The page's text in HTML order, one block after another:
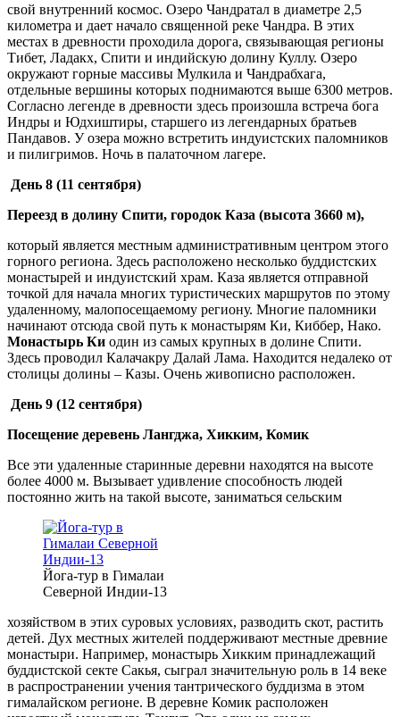
свой внутренний космос. Озеро Чандратал в диаметре 2,5
километра и дает начало священной реке Чандра. В этих
местах в древности проходила дорога, связывающая регионы
Тибет, Ладакх, Спити и индийскую долину Куллу. Озеро
окружают горные массивы Мулкила и Чандрабхага,
отдельные вершины которых поднимаются выше 6300 метров.
Согласно легенде в древности здесь произошла встреча бога
Индры и Юдхиштиры, старшего из легендарных братьев
Пандавов. У озера можно встретить индуистских паломников
и пилигримов. Ночь в палаточном лагере.
День 8 (11 сентября)
Переезд в долину Спити, городок Каза (высота 3660 м),
который является местным административным центром этого
горного региона. Здесь расположено несколько буддистских
монастырей и индуистский храм. Каза является отправной
точкой для начала многих туристических маршрутов по этому
удаленному, малопосещаемому региону. Многие паломники
начинают отсюда свой путь к монастырям Ки, Киббер, Нако.
Монастырь Ки один из самых крупных в долине Спити.
Здесь проводил Калачакру Далай Лама. Находится недалеко от
столицы долины – Казы. Очень живописно расположен.
День 9 (12 сентября)
Посещение деревень Лангджа, Хикким, Комик
Все эти удаленные старинные деревни находятся на высоте
более 4000 м. Вызывает удивление способность людей
постоянно жить на такой высоте, заниматься сельским
Йога-тур в Гималаи
Северной Индии-13
хозяйством в этих суровых условиях, разводить скот, растить
детей. Дух местных жителей поддерживают местные древние
монастыри. Например, монастырь Хикким принадлежащий
буддистской секте Сакья, сыграл значительную роль в 14 веке
в распространении учения тантрического буддизма в этом
гималайском регионе. В деревне Комик расположен